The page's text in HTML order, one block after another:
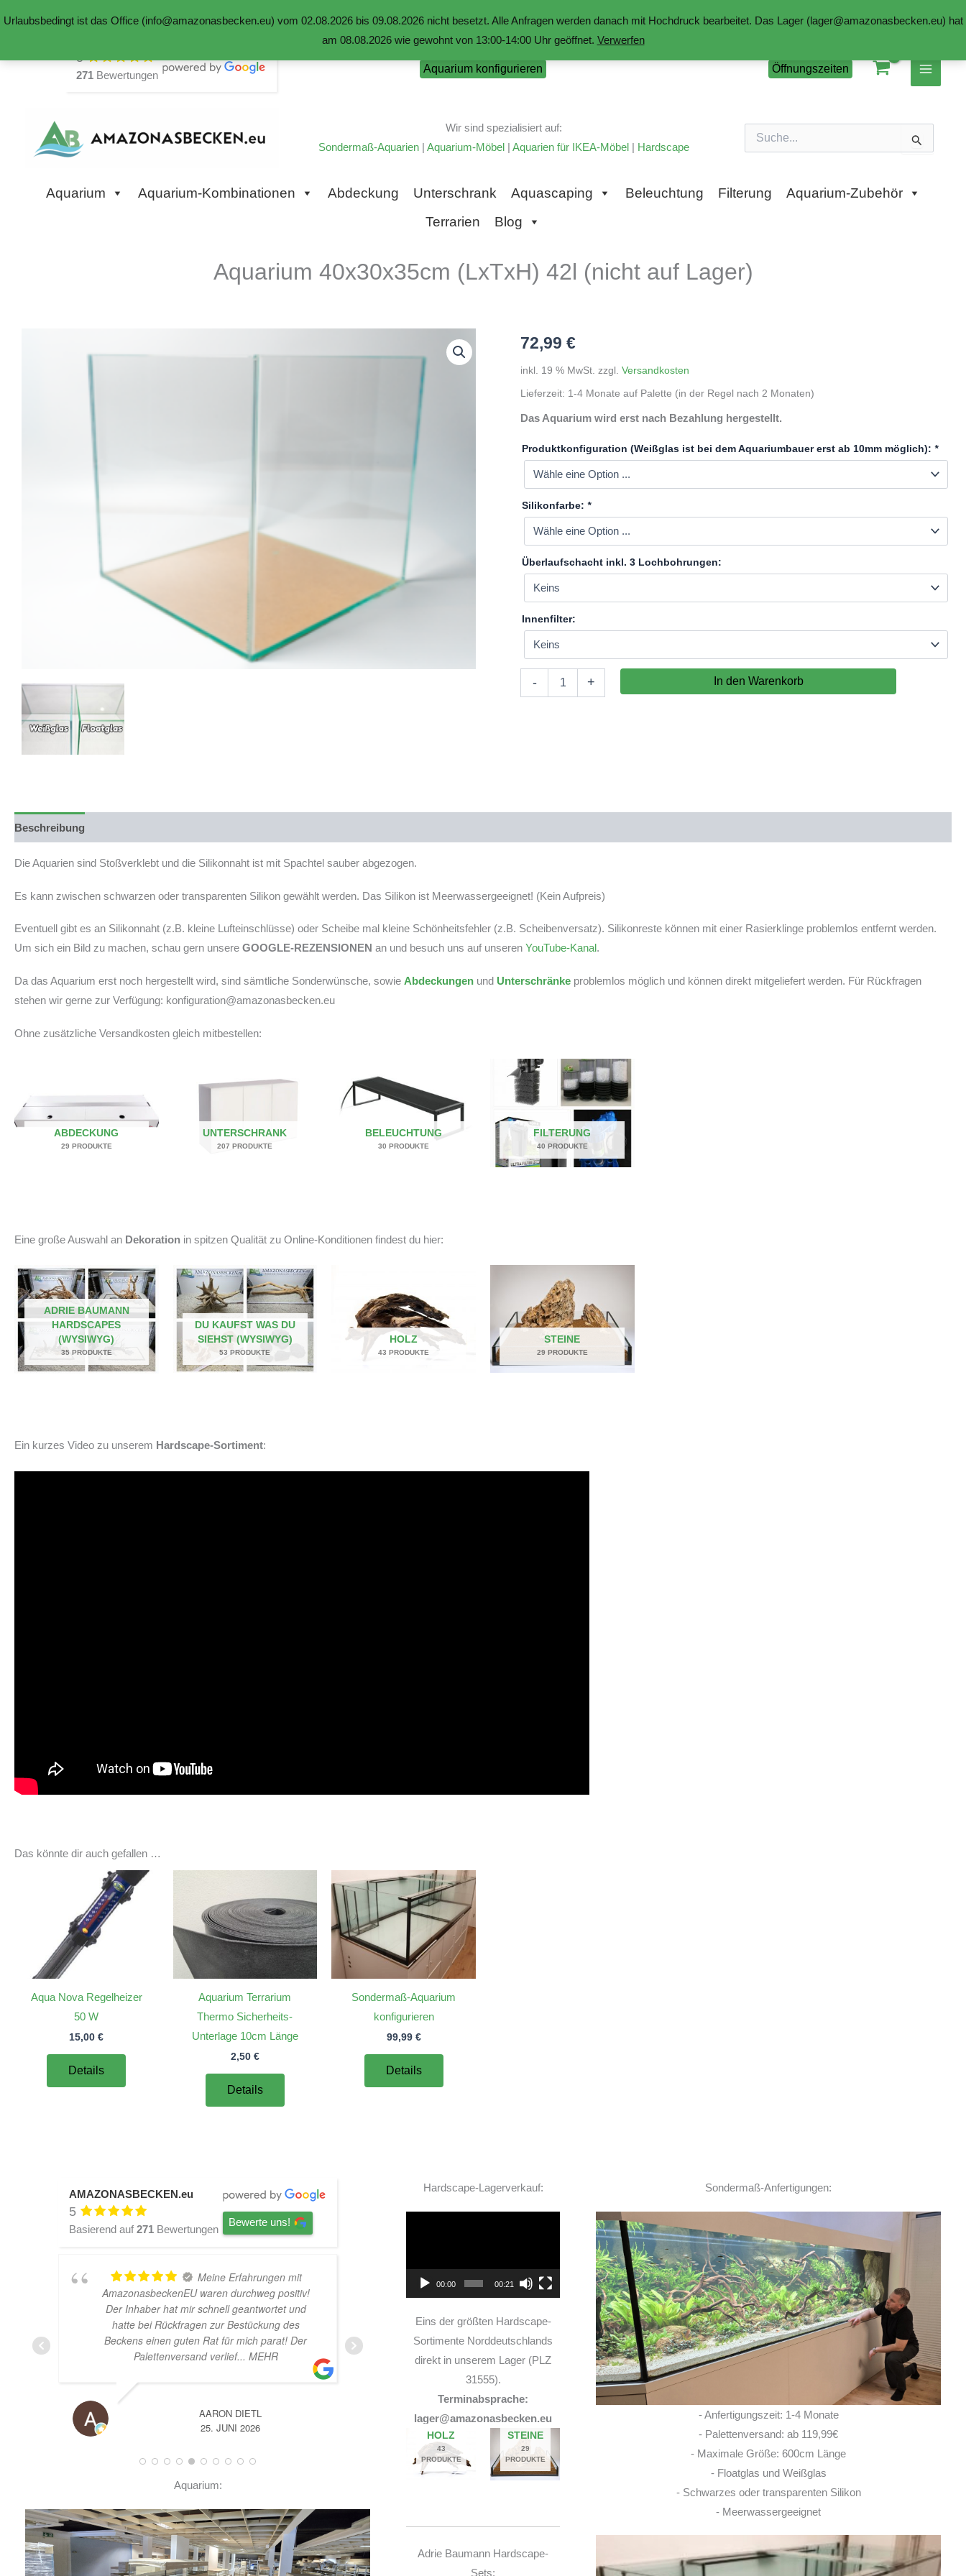
Urlaubsbedingt ist das Office (info@amazonasbecken.eu) vom 02.08.2026 bis 09.08.2026 nicht besetzt. Alle Anfragen werden danach mit Hochdruck bearbeitet. Das Lager (lager@amazonasbecken.eu) hat
am 08.08.2026 wie gewohnt von 13:00-14:00 Uhr geöffnet. Verwerfen
5
271 Bewertungen
Aquarium konfigurieren Öffnungszeiten
Wir sind spezialisiert auf:
Sondermaß-Aquarien | Aquarium-Möbel | Aquarien für IKEA-Möbel | Hardscape
nach:
Aquarium Aquarium-Kombinationen Abdeckung Unterschrank Aquascaping Beleuchtung Filterung
Aquarium-Zubehör
Terrarien
Blog
Aquarium 40x30x35cm (LxTxH) 42l (nicht auf Lager)
72,99€
inkl. 19 % MwSt. zzgl.Versandkosten
Lieferzeit: 1-4 Monate auf Palette (in der Regel nach 2 Monaten)
Das Aquarium wird erst nach Bezahlung hergestellt.
Produktkonfiguration (Weißglas ist bei dem Aquariumbauer erst ab 10mm möglich):*
Silikonfarbe:*
Überlaufschacht inkl. 3 Lochbohrungen:
Innenfilter:
-
40x30x35cm
+ In den Warenkorb
Beschreibung
Die Aquarien sind Stoßverklebt und die Silikonnaht ist mit Spachtel sauber abgezogen.
Es kann zwischen schwarzen oder transparenten Silikon gewählt werden. Das Silikon ist Meerwassergeeignet! (Kein Aufpreis)
Eventuell gibt es an Silikonnaht (z.B. kleine Lufteinschlüsse) oder Scheibe mal kleine Schönheitsfehler (z.B. Scheibenversatz). Silikonreste können mit einer Rasierklinge problemlos entfernt werden.
Um sich ein Bild zu machen, schau gern unsere GOOGLE-REZENSIONEN an und besuch uns auf unseren YouTube-Kanal.
Da das Aquarium erst noch hergestellt wird, sind sämtliche Sonderwünsche, sowie Abdeckungen und Unterschränke problemlos möglich und können direkt mitgeliefert werden. Für Rückfragen
stehen wir gerne zur Verfügung: konfiguration@amazonasbecken.eu
Ohne zusätzliche Versandkosten gleich mitbestellen:
ABDECKUNG
29 PRODUKTE
UNTERSCHRANK
207 PRODUKTE
BELEUCHTUNG
30 PRODUKTE
FILTERUNG
40 PRODUKTE
Eine große Auswahl an Dekoration in spitzen Qualität zu Online-Konditionen findest du hier:
ADRIE BAUMANN
HARDSCAPES
(WYSIWYG)
35 PRODUKTE
DU KAUFST WAS DU
SIEHST (WYSIWYG)
53 PRODUKTE
HOLZ
43 PRODUKTE
STEINE
29 PRODUKTE
Ein kurzes Video zu unserem Hardscape-Sortiment:
Das könnte dir auch gefallen …
Aqua Nova Regelheizer
50 W
15,00€
Details
Aquarium Terrarium
Thermo Sicherheits-
Unterlage 10cm Länge
2,50 €
Details
Sondermaß-Aquarium
konfigurieren
99,99 €
Details
AMAZONASBECKEN.eu
5
Basierend auf 271 Bewertungen
Bewerte uns!
Meine Erfahrungen mit
AmazonasbeckenEU waren durchweg positiv!
Der Inhaber hat mir schnell geantwortet und
hatte bei Rückfragen zur Bestückung des
Beckens einen guten Rat für mich parat! Der
Palettenversand verlief... MEHR
AARON DIETL
25. JUNI 2026
TOP Hardscape im Laden
und sehr nette Beratung! Ich bin super Glücklich
A
14. JUNI 2026
Ich habe vor einem Jahr zwei
Rochen hier erworben. Von Anfang bis Ende
habe ich eine super kompetente und ehrliche
Beratung erhalten! Auch im Nachgang bei
Fragen, habe ich immer
... MEHR
LISA ROHRLACHE
10. JUNI 2026
Aquarium:
Hardscape-Lagerverkauf:
00:00 00:21
Eins der größten Hardscape-
Sortimente Norddeutschlands
direkt in unserem Lager (PLZ
31555).
Terminabsprache:
lager@amazonasbecken.eu
HOLZ
43
PRODUKTE
STEINE
29
PRODUKTE
Adrie Baumann Hardscape-
Sets:
Sondermaß-Anfertigungen:
- Anfertigungszeit: 1-4 Monate
- Palettenversand: ab 119,99€
- Maximale Größe: 600cm Länge
- Floatglas und Weißglas
- Schwarzes oder transparenten Silikon
- Meerwassergeeignet